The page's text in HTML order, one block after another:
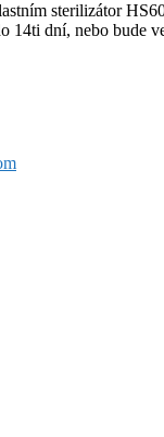
sterilizátor
dní, nebo bude